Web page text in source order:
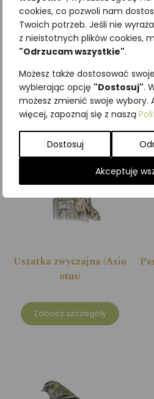
cookies, co pozwoli nam
Twoich potrzeb. Jeśli nie
z nieistotnych plików cookies,
"Odrzucam wszystkie".
Możesz także dostosować
wybierając opcję "Dostosuj".
możesz zmienić swoje wybory.
więcej, zapoznaj się z naszą
Dostosuj
Akceptuję
dni:
SKU:
Podobne produkty
Uszatka zwyczajna (Asio
otus)
Zobacz szczegóły